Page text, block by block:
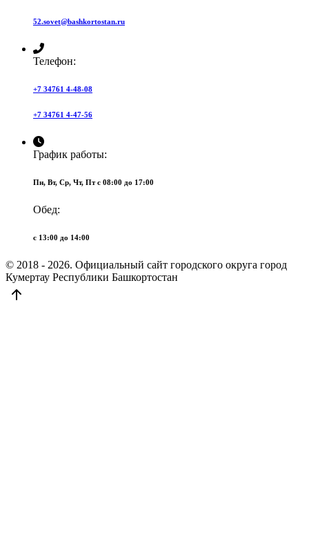
52.sovet@bashkortostan.ru
Телефон:
+7 34761 4-48-08
+7 34761 4-47-56
График работы:
Пн, Вт, Ср, Чт, Пт c 08:00 до 17:00
Обед:
c 13:00 до 14:00
© 2018 - 2026. Официальный сайт городского округа город
Кумертау Республики Башкортостан